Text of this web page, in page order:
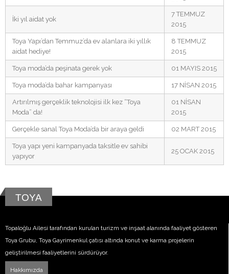
İki yıl aidat yok
7 TEMMUZ
2015
Toya Yapı’dan Temmuz’da ev alanlara iki yıllık
aidat hediye!
8 TEMMUZ
2015
Toya moda’da peşinata gerek yok 01 MAYIS 2015
Toya moda’da bahar kampanyası 17 NİSAN 2015
Artırılmış gerçeklik teknolojisi ilk kez “Toya
Moda” da!
01 NİSAN
2015
Gerçekle sanal Toya Moda’da bir araya geldi 02 MART 2015
Toya yapı yeni kampanyada taksitle ev sahibi
yapıyor
25 OCAK 2015
TOYA
Topaloğlu Ailesi tarafından kurulan turizm ve inşaat alanında faaliyet gösteren
Toya Grubu, Toya Gayrimenkul çatısı altında konut ve karma projelerin
geliştirilmesi faaliyetlerini sürdürüyor.
Hakkımızda